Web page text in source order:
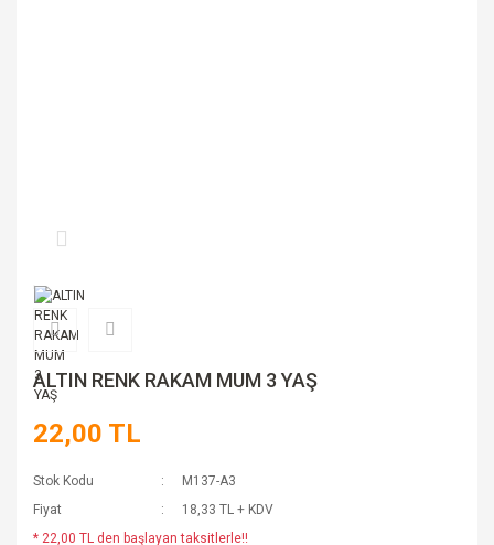
ALTIN RENK RAKAM MUM 3 YAŞ
22,00 TL
Stok Kodu
M137-A3
Fiyat
18,33 TL + KDV
* 22,00 TL den başlayan taksitlerle!!